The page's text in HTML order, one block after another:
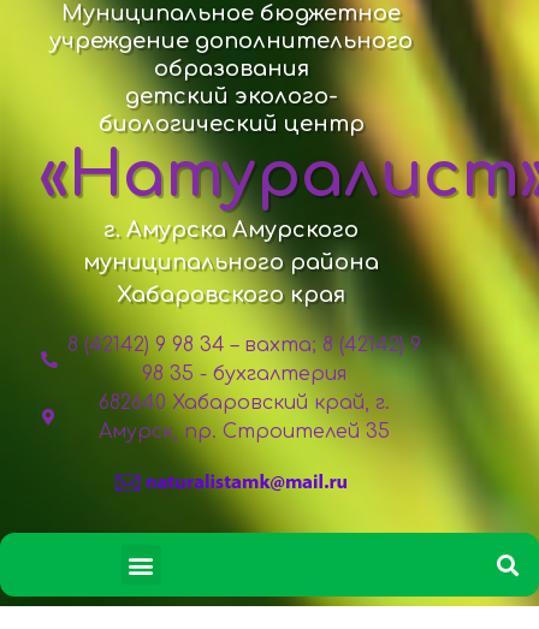
Муниципальное бюджетное
учреждение дополнительного
образования
детский эколого-
биологический центр
г. Амурска Амурского
муниципального района
Хабаровского края
8 (42142) 9 98 34 – вахта; 8 (42142) 9
98 35 - бухгалтерия
682640 Хабаровский край, г.
Амурск, пр. Строителей 35